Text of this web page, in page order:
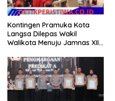
Kontingen Pramuka Kota
Langsa Dilepas Wakil
Walikota Menuju Jamnas XII